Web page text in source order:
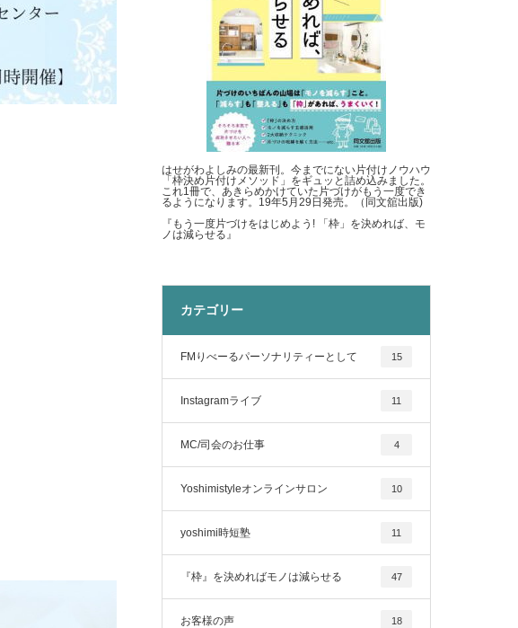
はせがわよしみの最新刊。今までにない片付けノウハウ
「枠決め片付けメソッド」をギュッと詰め込みました。
これ1冊で、あきらめかけていた片づけがもう一度でき
るようになります。19年5月29日発売。（同文舘出版)
『もう一度片づけをはじめよう! 「枠」を決めれば、モ
ノは減らせる』
カテゴリー
FMりべーるパーソナリティーとして 15
Instagramライブ 11
MC/司会のお仕事 4
Yoshimistyleオンラインサロン 10
yoshimi時短塾 11
『枠』を決めればモノは減らせる 47
お客様の声 18